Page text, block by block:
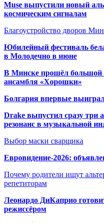
Muse выпустили новый
космическим сигналам
Благоустройство дворов
Юбилейный фестиваль
в Молодечно в июне
В Минске прошёл большой
ансамбля «Хорошки»
Болгария впервые
Drake выпустил сразу три
резонанс в музыкальной
Выбор маски сварщика
Евровидение-2026:
Почему родители ищут
репетиторам
Леонардо ДиКаприо
режиссёром